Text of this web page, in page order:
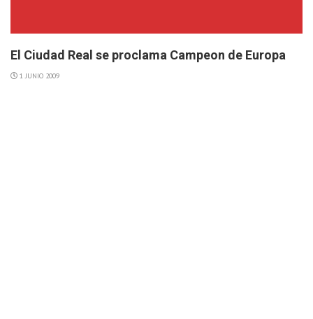
El Ciudad Real se proclama Campeon de Europa
1 JUNIO 2009